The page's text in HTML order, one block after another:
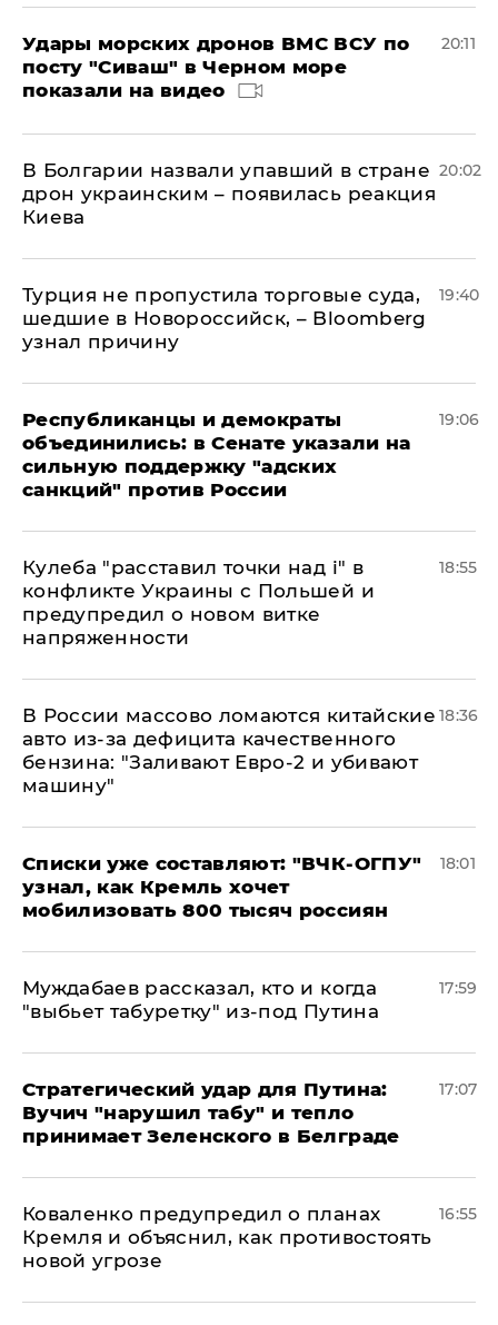
Удары морских дронов ВМС ВСУ по
посту "Сиваш" в Черном море
показали на видео
20:11
В Болгарии назвали упавший в стране
дрон украинским – появилась реакция
Киева
20:02
Турция не пропустила торговые суда,
шедшие в Новороссийск, – Bloomberg
узнал причину
19:40
Республиканцы и демократы
объединились: в Сенате указали на
сильную поддержку "адских
санкций" против России
19:06
Кулеба "расставил точки над і" в
конфликте Украины с Польшей и
предупредил о новом витке
напряженности
18:55
В России массово ломаются китайские
авто из-за дефицита качественного
бензина: "Заливают Евро-2 и убивают
машину"
18:36
Списки уже составляют: "ВЧК-ОГПУ"
узнал, как Кремль хочет
мобилизовать 800 тысяч россиян
18:01
Муждабаев рассказал, кто и когда
"выбьет табуретку" из-под Путина
17:59
Стратегический удар для Путина:
Вучич "нарушил табу" и тепло
принимает Зеленского в Белграде
17:07
Коваленко предупредил о планах
Кремля и объяснил, как противостоять
новой угрозе
16:55